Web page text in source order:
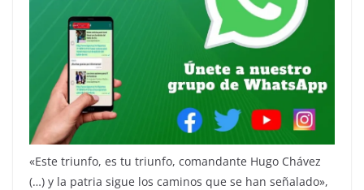
«Este triunfo, es tu triunfo, comandante Hugo Chávez
(…) y la patria sigue los caminos que se han señalado»,